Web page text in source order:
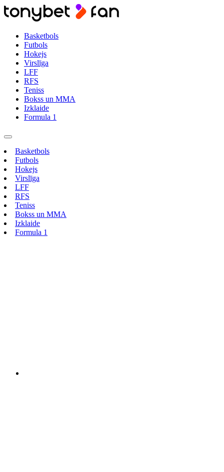
Basketbols
Futbols
Hokejs
Virslīga
LFF
RFS
Teniss
Bokss un MMA
Izklaide
Formula 1
Basketbols
Futbols
Hokejs
Virslīga
LFF
RFS
Teniss
Bokss un MMA
Izklaide
Formula 1